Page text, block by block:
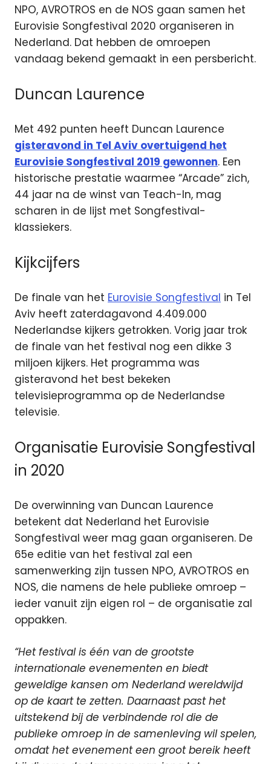
NPO, AVROTROS en de NOS gaan samen het
Eurovisie Songfestival 2020 organiseren in
Nederland. Dat hebben de omroepen
vandaag bekend gemaakt in een persbericht.
Duncan Laurence
Met 492 punten heeft Duncan Laurence
gisteravond in Tel Aviv overtuigend het
Eurovisie Songfestival 2019 gewonnen. Een
historische prestatie waarmee “Arcade” zich,
44 jaar na de winst van Teach-In, mag
scharen in de lijst met Songfestival-
klassiekers.
Kijkcijfers
De finale van het Eurovisie Songfestival in Tel
Aviv heeft zaterdagavond 4.409.000
Nederlandse kijkers getrokken. Vorig jaar trok
de finale van het festival nog een dikke 3
miljoen kijkers. Het programma was
gisteravond het best bekeken
televisieprogramma op de Nederlandse
televisie.
Organisatie Eurovisie Songfestival
in 2020
De overwinning van Duncan Laurence
betekent dat Nederland het Eurovisie
Songfestival weer mag gaan organiseren. De
65e editie van het festival zal een
samenwerking zijn tussen NPO, AVROTROS en
NOS, die namens de hele publieke omroep –
ieder vanuit zijn eigen rol – de organisatie zal
oppakken.
“Het festival is één van de grootste
internationale evenementen en biedt
geweldige kansen om Nederland wereldwijd
op de kaart te zetten. Daarnaast past het
uitstekend bij de verbindende rol die de
publieke omroep in de samenleving wil spelen,
omdat het evenement een groot bereik heeft